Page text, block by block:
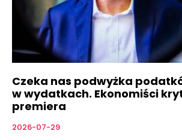
Czeka nas podwyżka
w wydatkach. Ekonomiści
premiera
2026-07-29